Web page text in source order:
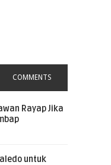
COMMENTS
Rayap Jika
untuk